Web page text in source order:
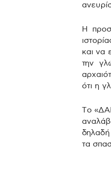
Η
και να
την
ότι η
Το
δηλαδή
τα